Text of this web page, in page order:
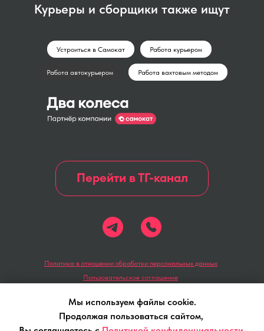
Мы используем файлы cookie.
Продолжая пользоваться сайтом,
Курьеры и сборщики также ищут
Устроиться в Самокат Работа курьером
Работа автокурьером Работа вахтовым методом
Политика в отношении обработки персональных данных
Пользовательское соглашение
Перейти в ТГ-канал